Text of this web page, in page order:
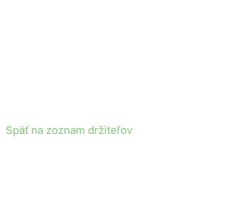
Späť na zoznam držiteľov